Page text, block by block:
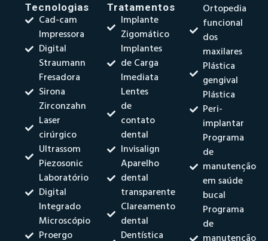
Tecnologias
Cad-cam
Impressora
Digital
Straumann
Fresadora
Sirona
Zirconzahn
Laser
cirúrgico
Ultrassom
Piezosonic
Laboratório
Digital
Integrado
Microscópio
Proergo
Tratamentos
Implante
Zigomático
Implantes
de Carga
Imediata
Lentes
de
contato
dental
Invisalign
Aparelho
dental
transparente
Clareamento
dental
Dentística
Ortopedia
funcional
dos
maxilares
Plástica
gengival
Plástica
Peri-
implantar
Programa
de
manutenção
em saúde
bucal
Programa
de